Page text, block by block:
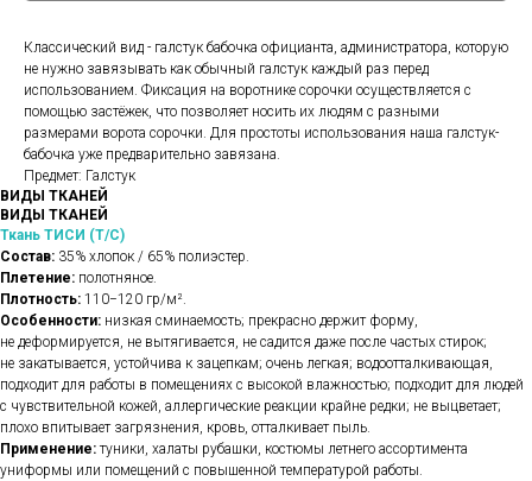
Классический вид - галстук бабочка официанта, администратора, которую
не нужно завязывать как обычный галстук каждый раз перед
использованием. Фиксация на воротнике сорочки осуществляется с
помощью застёжек, что позволяет носить их людям с разными
размерами ворота сорочки. Для простоты использования наша галстук-
бабочка уже предварительно завязана.
Предмет: Галстук
ВИДЫ ТКАНЕЙ
ВИДЫ ТКАНЕЙ
Ткань ТИСИ (Т/С)
Состав: 35% хлопок / 65% полиэстер.
Плетение: полотняное.
Плотность: 110−120 гр/м².
Особенности: низкая сминаемость; прекрасно держит форму,
не деформируется, не вытягивается, не садится даже после частых стирок;
не закатывается, устойчива к зацепкам; очень легкая; водоотталкивающая,
подходит для работы в помещениях с высокой влажностью; подходит для людей
с чувствительной кожей, аллергические реакции крайне редки; не выцветает;
плохо впитывает загрязнения, кровь, отталкивает пыль.
Применение: туники, халаты рубашки, костюмы летнего ассортимента
униформы или помещений с повышенной температурой работы.